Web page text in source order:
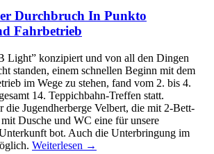
Durchbruch In Punkto
Fahrbetrieb
Light” konzipiert und von all den Dingen
standen, einem schnellen Beginn mit dem
im Wege zu stehen, fand vom 2. bis 4.
14. Teppichbahn-Treffen statt.
die Jugendherberge Velbert, die mit 2-Bett-
Dusche und WC eine für unsere
bot. Auch die Unterbringung im
Weiterlesen →